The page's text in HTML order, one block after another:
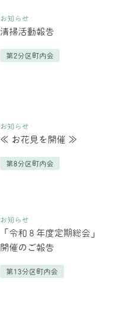
お知らせ
清掃活動報告
第2分区町内会
お知らせ
≪ お花見を開催 ≫
第8分区町内会
お知らせ
「令和８年度定期総会」
開催のご報告
第13分区町内会